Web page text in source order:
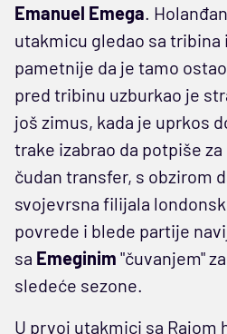
Emanuel Emega.
utakmicu gledao sa tribina
pametnije da je tamo
pred tribinu uzburkao je
još zimus, kada je uprkos
trake izabrao da potpiše
čudan transfer, s obzirom
svojevrsna filijala
povrede i blede partije
sa Emeginim "čuvanjem"
sledeće sezone.
U prvoj utakmici sa Rajom